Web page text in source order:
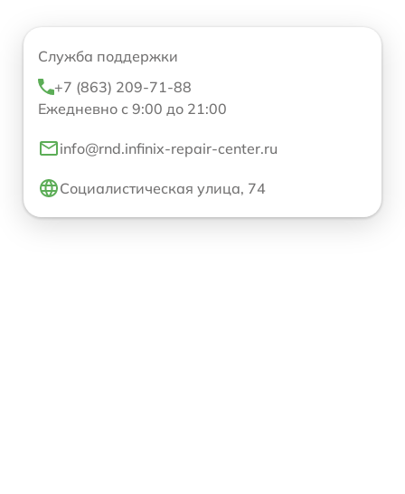
Служба поддержки
+7 (863) 209-71-88
Ежедневно с 9:00 до 21:00
info@rnd.infinix-repair-center.ru
Социалистическая улица, 74